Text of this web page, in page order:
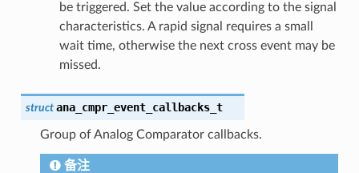
be triggered. Set the value according to the signal
characteristics. A rapid signal requires a small
wait time, otherwise the next cross event may be
missed.
struct ana_cmpr_event_callbacks_t
Group of Analog Comparator callbacks.
备注